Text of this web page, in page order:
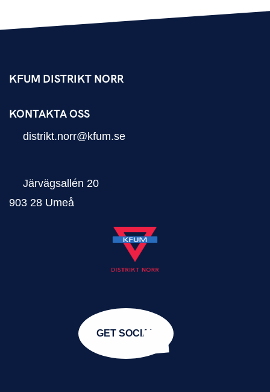
KFUM DISTRIKT NORR
KONTAKTA OSS
distrikt.norr@kfum.se
Järvägsallén 20
903 28 Umeå
GET SOCIAL